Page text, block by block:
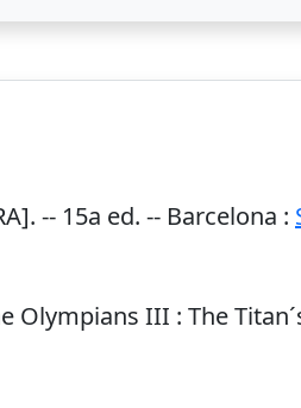
-- 15a ed. -- Barcelona :
Olympians III : The